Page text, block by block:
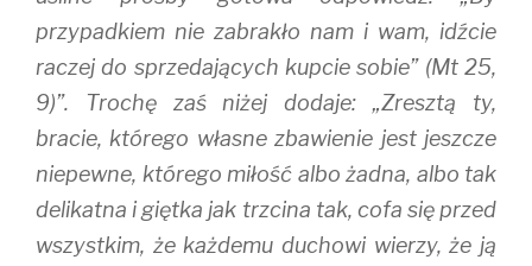
przypadkiem nie zabrakło nam i wam, idźcie
raczej do sprzedających kupcie sobie” (Mt 25,
9)”. Trochę zaś niżej dodaje: „Zresztą ty,
bracie, którego własne zbawienie jest jeszcze
niepewne, którego miłość albo żadna, albo tak
delikatna i giętka jak trzcina tak, cofa się przed
wszystkim, że każdemu duchowi wierzy, że ją